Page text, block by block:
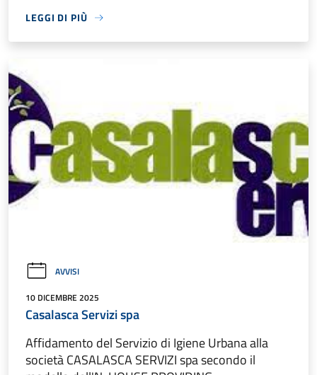
LEGGI DI PIÙ
AVVISI
10 DICEMBRE 2025
Casalasca Servizi spa
Affidamento del Servizio di Igiene Urbana alla
società CASALASCA SERVIZI spa secondo il